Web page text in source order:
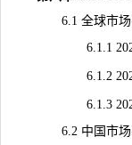
6.1 全球市场
6.1.1 2020-
6.1.2 2020-
6.1.3 2020-
6.2 中国市场